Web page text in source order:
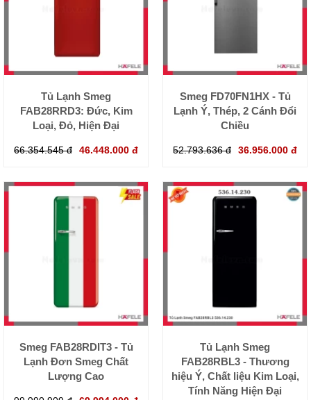
Tủ Lạnh Smeg
FAB28RRD3: Đức, Kim
Loại, Đỏ, Hiện Đại
66.354.545 đ 46.448.000 đ
Smeg FD70FN1HX - Tủ
Lạnh Ý, Thép, 2 Cánh Đổi
Chiều
52.793.636 đ 36.956.000 đ
Smeg FAB28RDIT3 - Tủ
Lạnh Đơn Smeg Chất
Lượng Cao
Tủ Lạnh Smeg
FAB28RBL3 - Thương
hiệu Ý, Chất liệu Kim Loại,
Tính Năng Hiện Đại